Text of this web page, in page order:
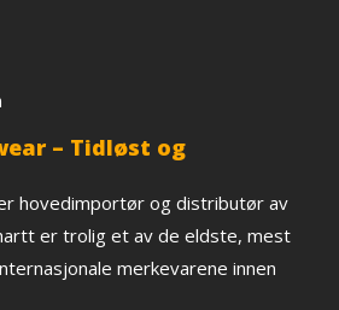
– Tidløst og
hovedimportør og distributør av
er trolig et av de eldste, mest
merkevarene innen